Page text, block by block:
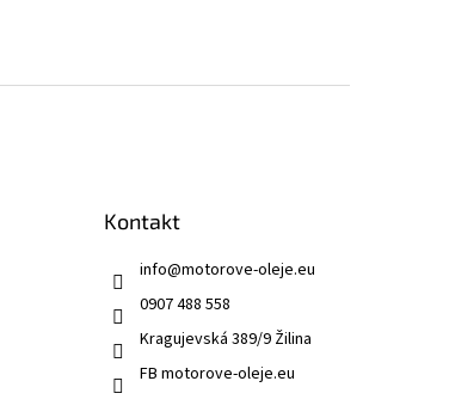
Kontakt
info@motorove-oleje.eu
0907 488 558
Kragujevská 389/9 Žilina
FB motorove-oleje.eu